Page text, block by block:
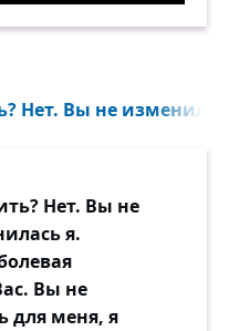
Нет. Вы не
Нет. Вы не
я.
Вы не
для меня, я